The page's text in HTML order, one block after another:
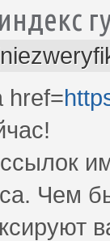
href=
Чем